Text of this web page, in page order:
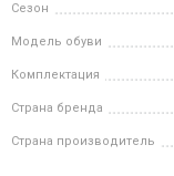
Сезон
Модель обуви
Комплектация
Страна бренда
Страна производитель